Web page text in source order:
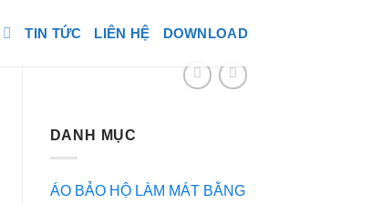
TIN TỨC LIÊN HỆ DOWNLOAD
DANH MỤC
ÁO BẢO HỘ LÀM MÁT BẰNG